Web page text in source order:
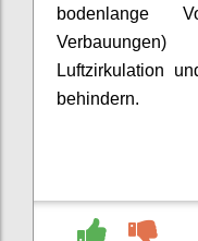
bodenlange
Luftzirkulation
behindern.